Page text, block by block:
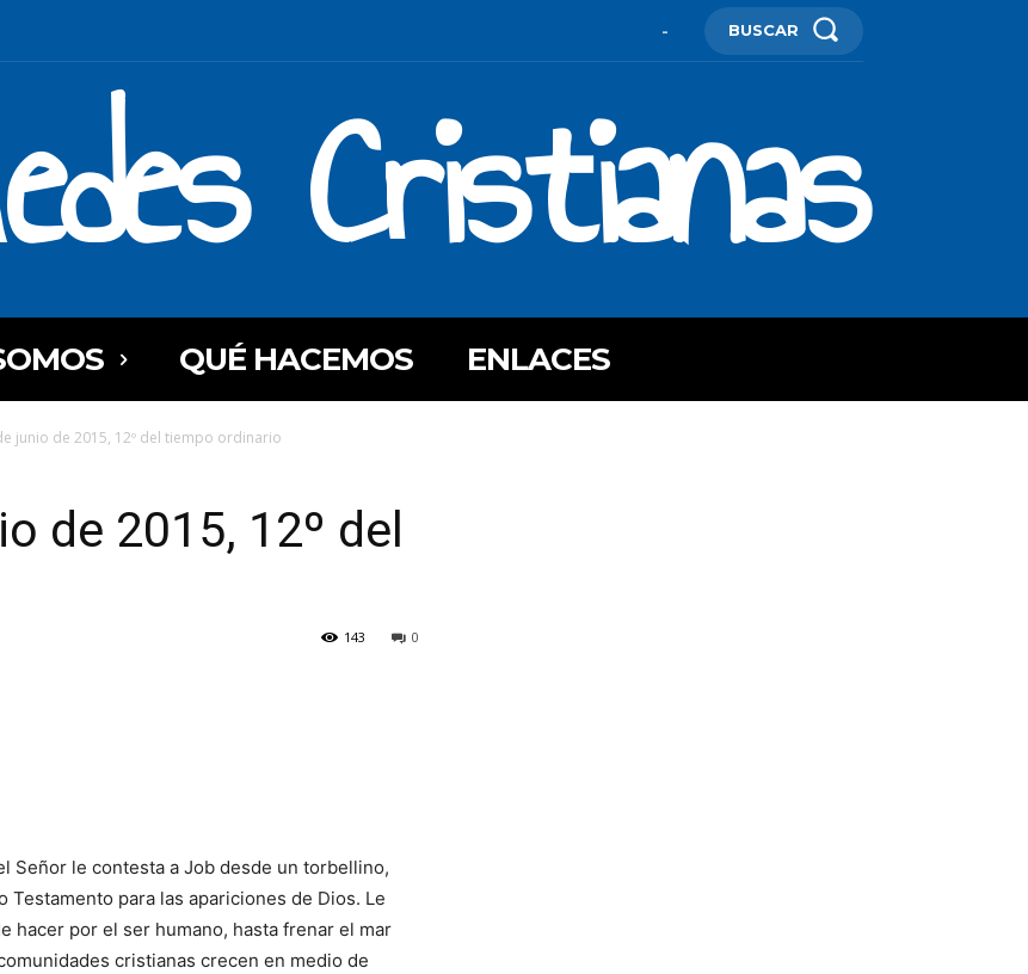
- BUSCAR
Cristianas
QUÉ HACEMOS ENLACES
junio de 2015, 12º del tiempo ordinario
de 2015, 12º del
0
143
Señor le contesta a Job desde un torbellino,
Testamento para las apariciones de Dios. Le
hacer por el ser humano, hasta frenar el mar
cristianas crecen en medio de